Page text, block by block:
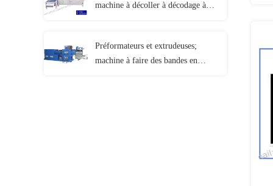
SIMRIT
machine à décoller à décodage à
Préformateurs et extrudeuses;
machine à faire des bandes en